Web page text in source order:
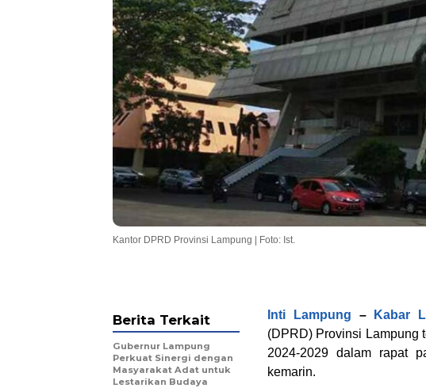
Kantor DPRD Provinsi Lampung | Foto: Ist.
Inti Lampung – Kabar
(DPRD) Provinsi Lampung
2024-2029 dalam rapat
kemarin.
Berita Terkait
Gubernur Lampung
Perkuat Sinergi dengan
Masyarakat Adat untuk
Lestarikan Budaya